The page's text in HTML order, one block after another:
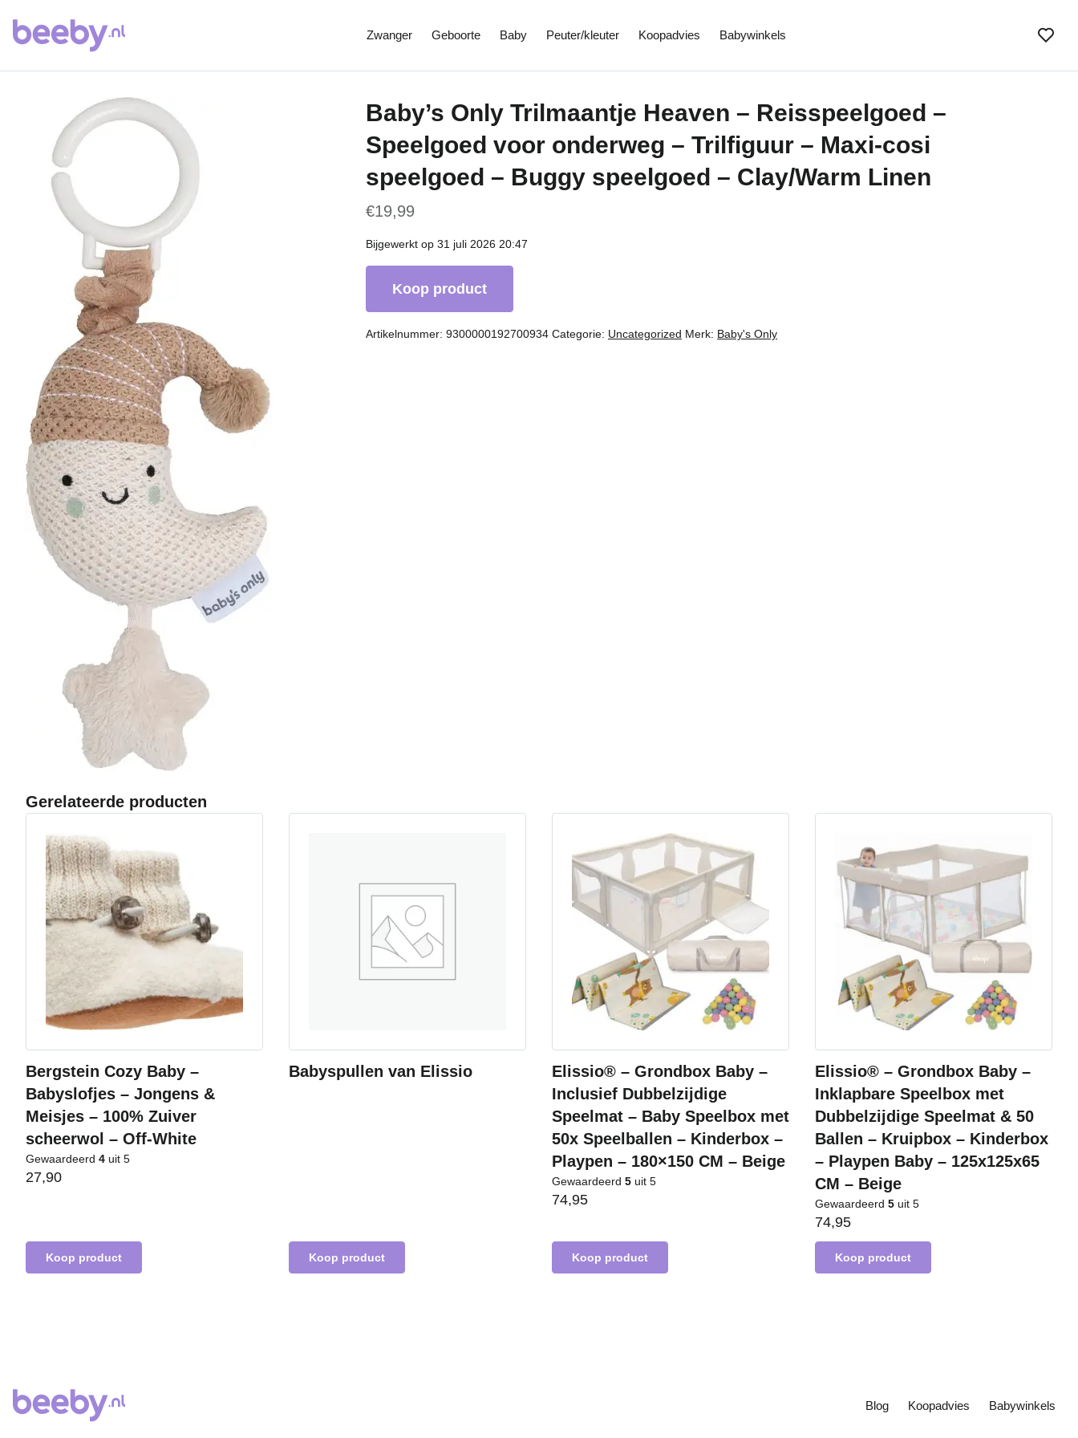
Zwanger Geboorte Baby Peuter/kleuter Koopadvies Babywinkels
Baby’s Only Trilmaantje Heaven – Reisspeelgoed –
Speelgoed voor onderweg – Trilfiguur – Maxi-cosi
speelgoed – Buggy speelgoed – Clay/Warm Linen
€19,99
Bijgewerkt op 31 juli 2026 20:47
Koop product
Artikelnummer: 9300000192700934 Categorie: Uncategorized Merk: Baby's Only
Gerelateerde producten
Bergstein Cozy Baby –
Babyslofjes – Jongens &
Meisjes – 100% Zuiver
scheerwol – Off-White
Gewaardeerd 4 uit 5
27,90
Koop product
Babyspullen van Elissio
Koop product
Elissio® – Grondbox Baby –
Inclusief Dubbelzijdige
Speelmat – Baby Speelbox met
50x Speelballen – Kinderbox –
Playpen – 180×150 CM – Beige
Gewaardeerd 5 uit 5
74,95
Koop product
Elissio® – Grondbox Baby –
Inklapbare Speelbox met
Dubbelzijdige Speelmat & 50
Ballen – Kruipbox – Kinderbox
– Playpen Baby – 125x125x65
CM – Beige
Gewaardeerd 5 uit 5
74,95
Koop product
Blog Koopadvies Babywinkels